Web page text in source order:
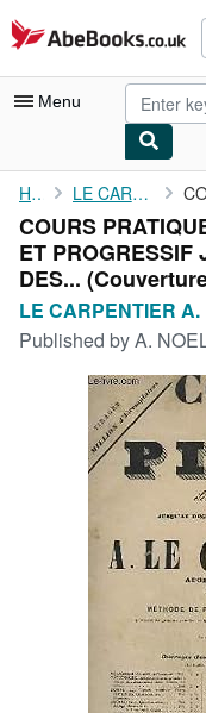
Skip to main content
AbeBooks.co.uk
Menu
My Account
My Purchases
Advanced Search
Browse Collections
Art & Collectables
Textbooks
Start Selling
Home LE CARPENTIER A.
COURS
ET PROGRESSIF
DES...
LE CARPENTIER A.
Published byA.